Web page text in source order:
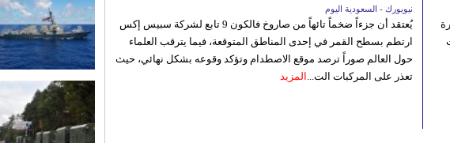
نيويورك - السعودية اليوم
يُعتقد أن جزءاً ضخماً تائهاً من صاروخ فالكون 9 تابع لشركة سبيس إكس
ارتطم بسطح القمر في إحدى المناطق المتوقعة، فيما يترقب العلماء
حول العالم صوراً ترصد موقع الاصطدام وتؤكد وقوعه بشكل نهائي، حيث
تعذر على المركبات الت... المزيد